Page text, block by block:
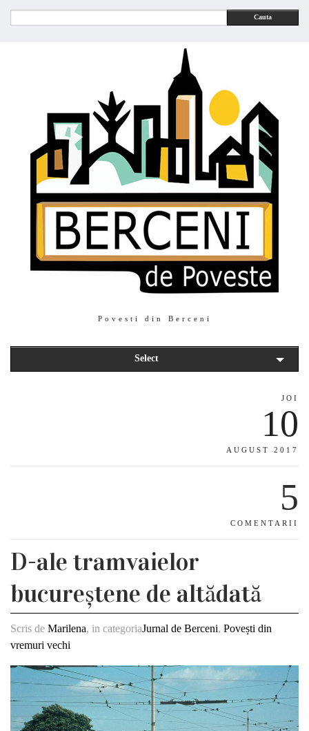
Cauta
Povesti din Berceni
Select
JOI
10
AUGUST 2017
5
COMENTARII
D-ale tramvaielor
bucureștene de altădată
Scris de Marilena, in categoriaJurnal de Berceni, Povești din
vremuri vechi